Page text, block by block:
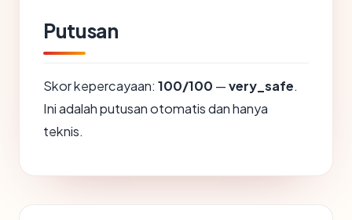
Putusan
Skor kepercayaan: 100/100 —very_safe.
Ini adalah putusan otomatis dan hanya
teknis.